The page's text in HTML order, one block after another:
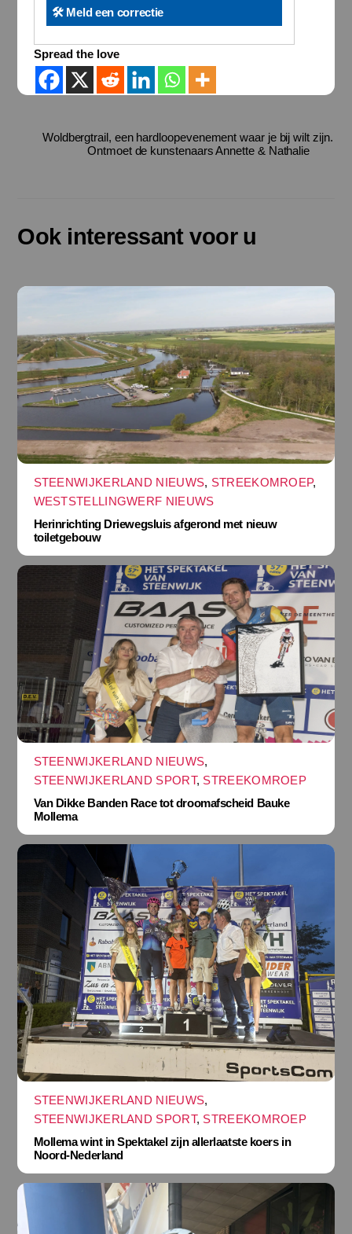
🛠️ Meld een correctie
Spread the love
Woldbergtrail, een hardloopevenement waar je bij wilt zijn.
Ontmoet de kunstenaars Annette & Nathalie
Ook interessant voor u
STEENWIJKERLAND NIEUWS, STREEKOMROEP,
WESTSTELLINGWERF NIEUWS
Herinrichting Driewegsluis afgerond met nieuw
toiletgebouw
STEENWIJKERLAND NIEUWS,
STEENWIJKERLAND SPORT, STREEKOMROEP
Van Dikke Banden Race tot droomafscheid Bauke
Mollema
STEENWIJKERLAND NIEUWS,
STEENWIJKERLAND SPORT, STREEKOMROEP
Mollema wint in Spektakel zijn allerlaatste koers in
Noord-Nederland